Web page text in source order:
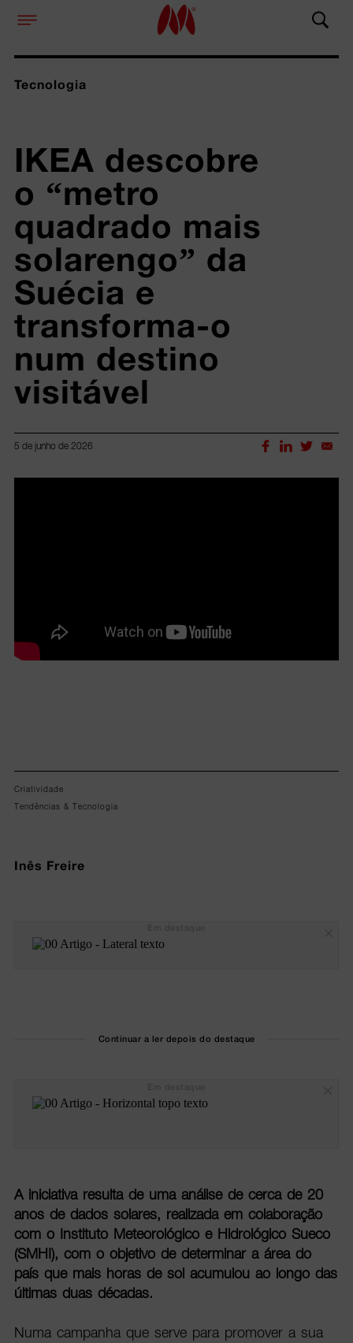
Tecnologia
IKEA descobre
o “metro
quadrado mais
solarengo” da
Suécia e
transforma-o
num destino
visitável
5 de junho de 2026
Criatividade
Tendências & Tecnologia
Inês Freire
Continuar a ler depois do destaque
A iniciativa resulta de uma análise de cerca de 20
anos de dados solares, realizada em colaboração
com o Instituto Meteorológico e Hidrológico Sueco
(SMHI), com o objetivo de determinar a área do
país que mais horas de sol acumulou ao longo das
últimas duas décadas.
Numa campanha que serve para promover a sua